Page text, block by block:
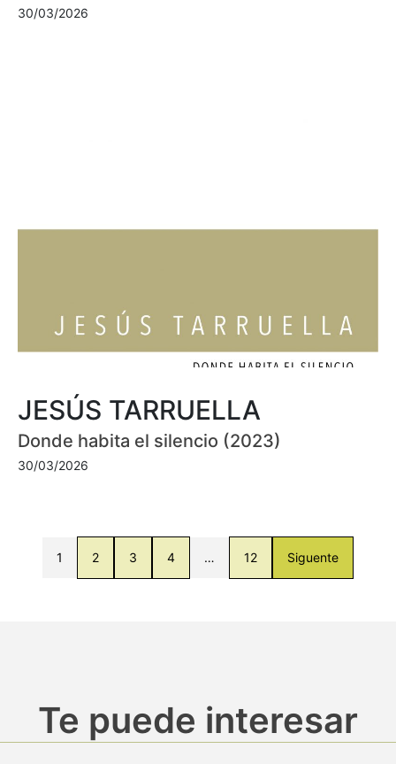
30/03/2026
JESÚS TARRUELLA
Donde habita el silencio (2023)
30/03/2026
1 2 3 4 … 12 Siguente
Te puede interesar